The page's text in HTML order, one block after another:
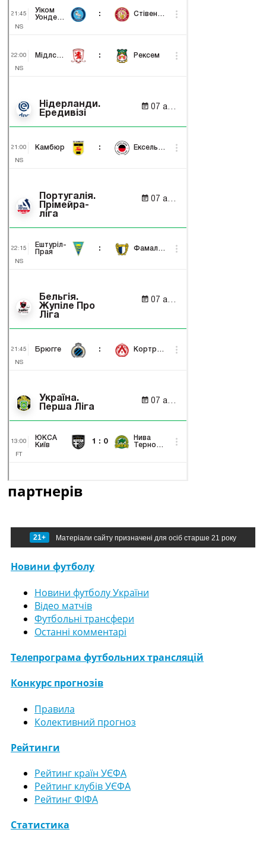
партнерів
21+ Матеріали сайту призначені для осіб старше 21 року
Новини футболу
Новини футболу України
Відео матчів
Футбольні трансфери
Останні комментарі
Телепрограма футбольних трансляцій
Конкурс прогнозів
Правила
Колективний прогноз
Рейтинги
Рейтинг країн УЄФА
Рейтинг клубів УЄФА
Рейтинг ФІФА
Статистика